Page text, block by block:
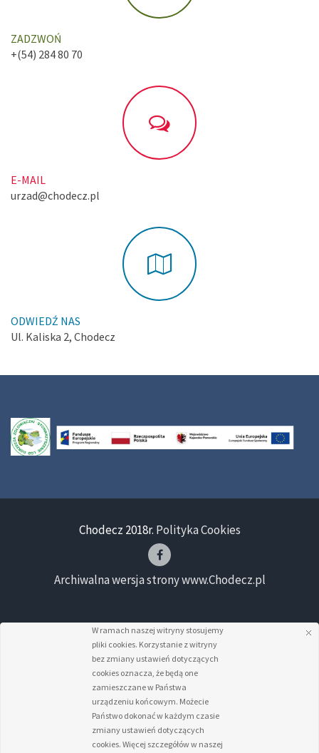
ZADZWOŃ
+(54) 284 80 70
E-MAIL
urzad@chodecz.pl
ODWIEDŹ NAS
Ul. Kaliska 2, Chodecz
Chodecz 2018r. Polityka Cookies
Archiwalna wersja strony www.Chodecz.pl
W ramach naszej witryny stosujemy
pliki cookies. Korzystanie z witryny
bez zmiany ustawień dotyczących
cookies oznacza, że będą one
zamieszczane w Państwa
urządzeniu końcowym. Możecie
Państwo dokonać w każdym czasie
zmiany ustawień dotyczących
cookies. Więcej szczegółów w naszej